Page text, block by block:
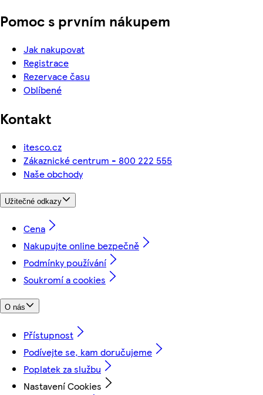
Pomoc s prvním nákupem
Jak nakupovat
Registrace
Rezervace času
Oblíbené
Kontakt
itesco.cz
Zákaznické centrum - 800 222 555
Naše obchody
Užitečné odkazy
Cena
Nakupujte online bezpečně
Podmínky používání
Soukromí a cookies
O nás
Přístupnost
Podívejte se, kam doručujeme
Poplatek za službu
Nastavení Cookies